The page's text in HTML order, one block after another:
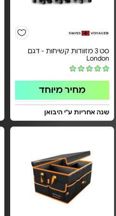
סט 3 מזוודות קשיחות - דגם
London
מחיר מיוחד
שנה אחריות ע"י היבואן